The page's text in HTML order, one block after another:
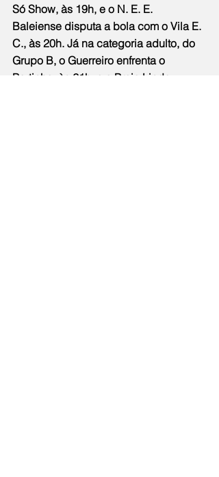
Só Show, às 19h, e o N. E. E.
Baleiense disputa a bola com o Vila E.
C., às 20h. Já na categoria adulto, do
Grupo B, o Guerreiro enfrenta o
Portinho, às 21h, e o Praia Linda